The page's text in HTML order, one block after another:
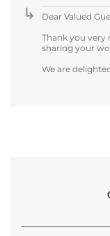
Dear Valued
Thank you very
sharing your
We are